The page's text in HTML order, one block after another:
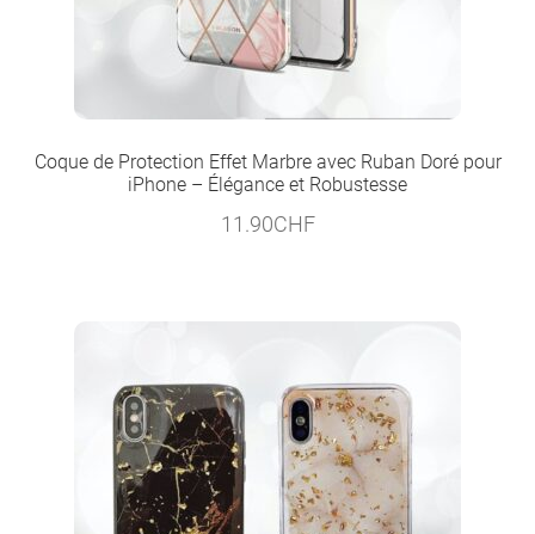
Coque de Protection Effet Marbre avec Ruban Doré pour
iPhone – Élégance et Robustesse
11.90CHF